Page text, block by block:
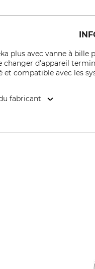
plus avec vanne à
changer d'appareil
compatible avec les
fabricant